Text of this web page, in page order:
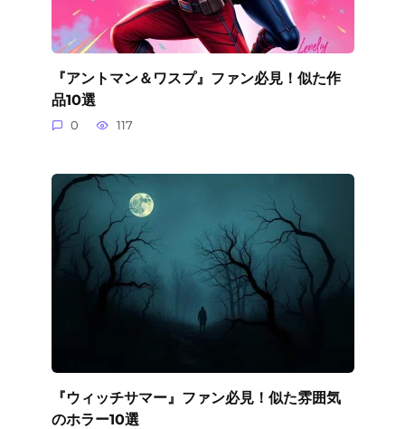
『アントマン＆ワスプ』ファン必見！似た作
品10選
0 117
『ウィッチサマー』ファン必見！似た雰囲気
のホラー10選